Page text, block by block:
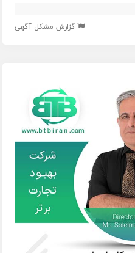
گزارش مشکل آگهی